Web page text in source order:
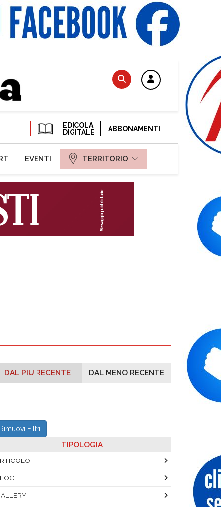
EDICOLA
DIGITALE
ABBONAMENTI
EVENTI TERRITORIO
DAL PIÙ RECENTE DAL MENO RECENTE
Rimuovi Filtri
TIPOLOGIA